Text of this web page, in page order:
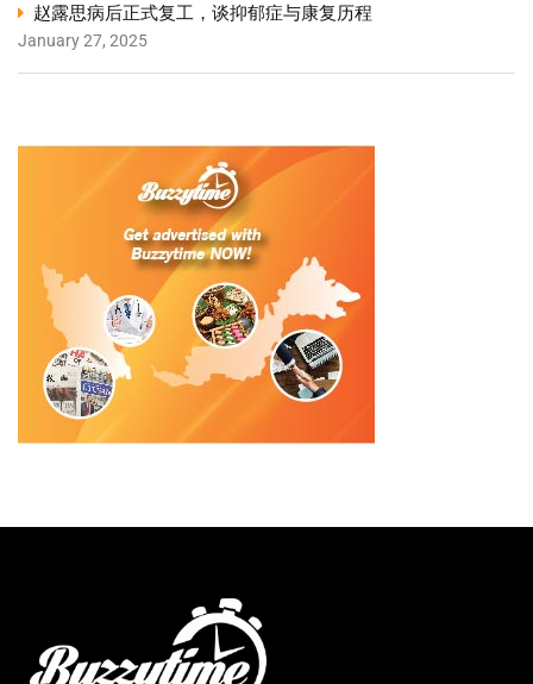
赵露思病后正式复工，谈抑郁症与康复历程
January 27, 2025